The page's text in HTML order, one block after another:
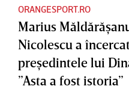
ORANGESPORT.RO
Marius
Nicolescu a
preşedintele lui
”Asta a fost istoria”